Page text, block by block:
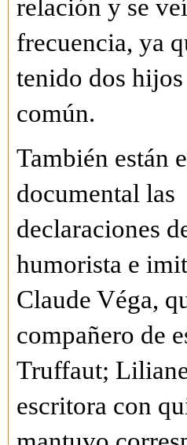
relación y se
frecuencia, ya
tenido dos hijos
común.
También están
documental las
declaraciones
humorista e
Claude Véga,
compañero de
Truffaut;
escritora con